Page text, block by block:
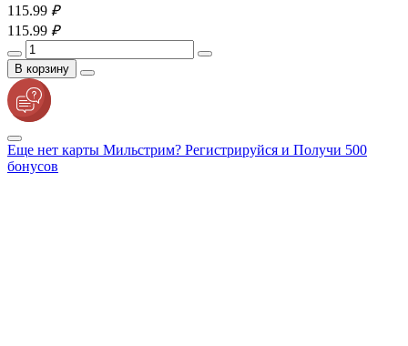
115.99 ₽
115.99 ₽
В корзину
Еще нет карты Мильстрим? Регистрируйся и Получи 500
бонусов